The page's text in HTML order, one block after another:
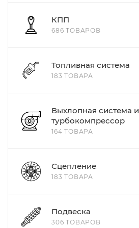
КПП
686 ТОВАРОВ
Топливная система
183 ТОВАРА
Выхлопная система и
турбокомпрессор
164 ТОВАРА
Сцепление
183 ТОВАРА
Подвеска
306 ТОВАРОВ